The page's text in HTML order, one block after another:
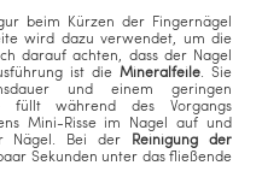
beim Kürzen der Fingernägel
wird dazu verwendet, um die
darauf achten, dass der Nagel
ist die Mineralfeile . Sie
und einem geringen
füllt während des Vorgangs
Mini-Risse im Nagel auf und
Nägel. Bei der Reinigung der
Sekunden unter das fließende